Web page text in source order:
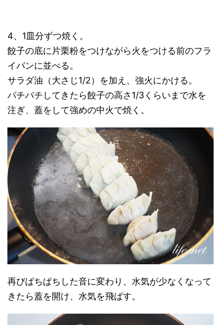
4、1皿分ずつ焼く。
餃子の底に片栗粉をつけながら火をつける前のフラ
イパンに並べる。
サラダ油（大さじ1/2）を加え、強火にかける。
パチパチしてきたら餃子の高さ1/3くらいまで水を
注ぎ、蓋をして強めの中火で焼く。
再びぱちぱちした音に変わり、水気が少なくなって
きたら蓋を開け、水気を飛ばす。